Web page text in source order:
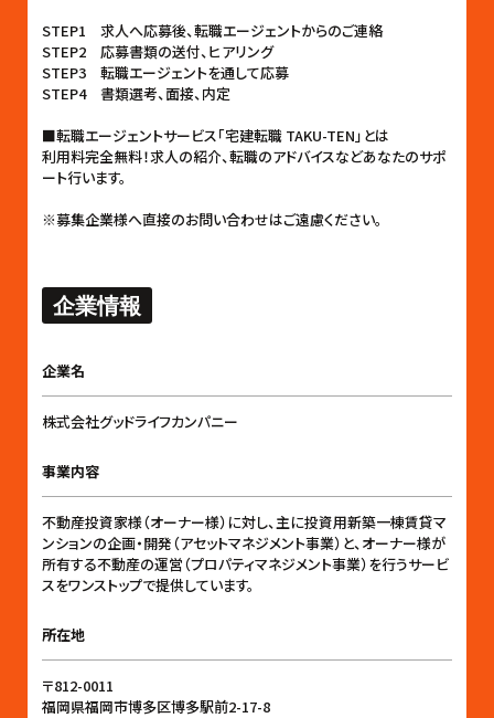
STEP1 求人へ応募後、転職エージェントからのご連絡
STEP2 応募書類の送付、ヒアリング
STEP3 転職エージェントを通して応募
STEP4 書類選考、面接、内定
■転職エージェントサービス「宅建転職 TAKU-TEN」とは
利用料完全無料！求人の紹介、転職のアドバイスなどあなたのサポ
ート行います。
※募集企業様へ直接のお問い合わせはご遠慮ください。
企業情報
企業名
株式会社グッドライフカンパニー
事業内容
不動産投資家様（オーナー様）に対し、主に投資用新築一棟賃貸マ
ンションの企画・開発（アセットマネジメント事業）と、オーナー様が
所有する不動産の運営（プロパティマネジメント事業）を行うサービ
スをワンストップで提供しています。
所在地
〒812-0011
福岡県福岡市博多区博多駅前2-17-8